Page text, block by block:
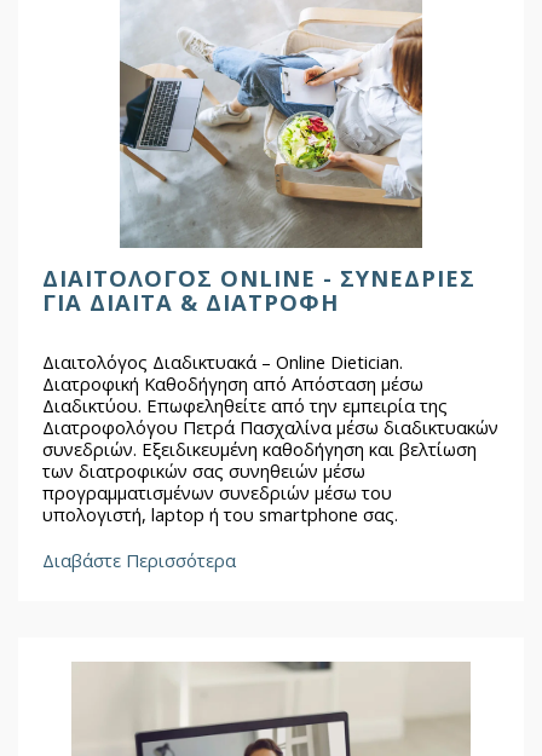
ΔΙΑΙΤΟΛΌΓΟΣ ONLINE - ΣΥΝΕΔΡΊΕΣ
ΓΙΑ ΔΊΑΙΤΑ & ΔΙΑΤΡΟΦΉ
Διαιτολόγος Διαδικτυακά – Online Dietician.
Διατροφική Καθοδήγηση από Απόσταση μέσω
Διαδικτύου. Επωφεληθείτε από την εμπειρία της
Διατροφολόγου Πετρά Πασχαλίνα μέσω διαδικτυακών
συνεδριών. Εξειδικευμένη καθοδήγηση και βελτίωση
των διατροφικών σας συνηθειών μέσω
προγραμματισμένων συνεδριών μέσω του
υπολογιστή, laptop ή του smartphone σας.
Διαβάστε Περισσότερα